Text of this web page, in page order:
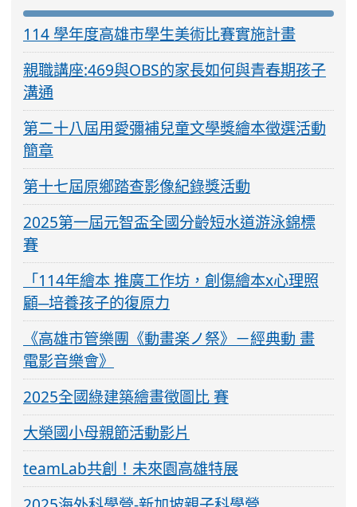
114 學年度高雄市學生美術比賽實施計畫
親職講座:469與OBS的家長如何與青春期孩子
溝通
第二十八屆用愛彌補兒童文學獎繪本徵選活動
簡章
第十七屆原鄉踏查影像紀錄獎活動
2025第一屆元智盃全國分齡短水道游泳錦標
賽
「114年繪本 推廣工作坊，創傷繪本x心理照
顧─培養孩子的復原力
《高雄市管樂團《動畫楽ノ祭》－經典動 畫
電影音樂會》
2025全國綠建築繪畫徵圖比 賽
大榮國小母親節活動影片
teamLab共創！未來園高雄特展